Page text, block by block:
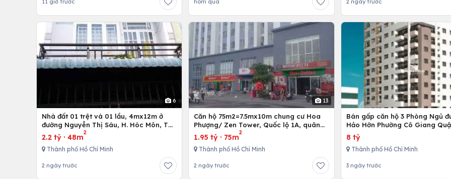
11 giờ trước hôm qua 2 ngày trước
6
Nhà đất 01 trệt và 01 lầu, 4mx12m ở
đường Nguyễn Thị Sáu, H. Hóc Môn, Tp.
Hồ Chí Minh
2.2 tỷ · 48m
2
Thành phố Hồ Chí Minh
2 ngày trước
13
Căn hộ 75m2=7.5mx10m chung cư Hoa
Phượng/ Zen Tower, Quốc lộ 1A, quân
12,Tp. Hồ Chí Minh, Việt Nam
1.95 tỷ · 75m
2
Thành phố Hồ Chí Minh
2 ngày trước
Bán gấp căn hộ 3 Phòng Ngủ
Hảo Hớn Phường Cô Giang
8 tỷ
Thành phố Hồ Chí Minh
3 ngày trước